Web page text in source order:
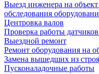
Выезд инженера на объект
обследования
Центровка валов
Проверка работы
Выездной ремонт
Ремонт оборудования на
Замена вышедших из строя
Пусконаладочные работы